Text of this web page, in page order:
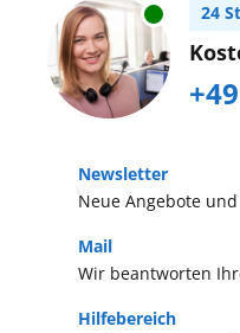
24
Neue Angebote
Newsletter
Hilfebereich
Wir beantworten
Mail